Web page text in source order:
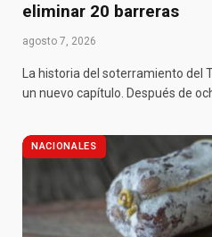
eliminar 20 barreras
agosto 7, 2026
La historia del soterramiento del
un nuevo capítulo. Después de
NACIONALES